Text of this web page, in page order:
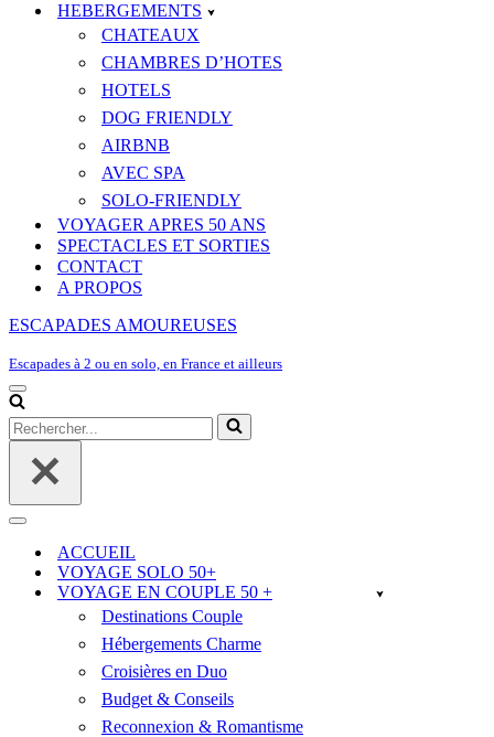
HEBERGEMENTS
CHATEAUX
CHAMBRES D’HOTES
HOTELS
DOG FRIENDLY
AIRBNB
AVEC SPA
SOLO-FRIENDLY
VOYAGER APRES 50 ANS
SPECTACLES ET SORTIES
CONTACT
A PROPOS
ESCAPADES AMOUREUSES
Escapades à 2 ou en solo, en France et ailleurs
Menu
de
navigation
Rechercher...
Menu
navigationACCUEIL
VOYAGE SOLO 50+
VOYAGE EN COUPLE 50 +
Destinations Couple
Hébergements Charme
Croisières en Duo
Budget & Conseils
Reconnexion & Romantisme